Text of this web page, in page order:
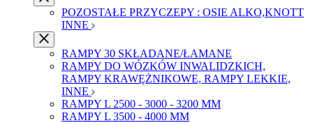
POZOSTAŁE PRZYCZEPY : OSIE ALKO,KNOTT
INNE
RAMPY 30 SKŁADANE/ŁAMANE
RAMPY DO WÓZKÓW INWALIDZKICH,
RAMPY KRAWĘŻNIKOWE, RAMPY LEKKIE,
INNE
RAMPY L 2500 - 3000 - 3200 MM
RAMPY L 3500 - 4000 MM